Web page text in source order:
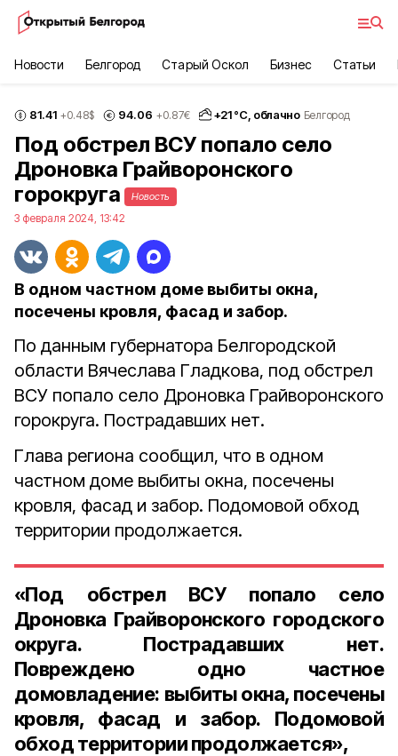
Новости Белгород Старый Оскол Бизнес Статьи
81.41 +0.48$ 94.06 +0.87€ +21°С, облачно Белгород
Под обстрел ВСУ попало село
Дроновка Грайворонского
горокруга
Новость
3 февраля 2024, 13:42
В одном частном доме выбиты окна,
посечены кровля, фасад и забор.
По данным губернатора Белгородской
области Вячеслава Гладкова, под обстрел
ВСУ попало село Дроновка Грайворонского
горокруга. Пострадавших нет.
Глава региона сообщил, что в одном
частном доме выбиты окна, посечены
кровля, фасад и забор. Подомовой обход
территории продолжается.
«Под обстрел ВСУ попало село
Дроновка Грайворонского городского
округа. Пострадавших нет.
Повреждено одно частное
домовладение: выбиты окна, посечены
кровля, фасад и забор. Подомовой
обход территории продолжается»,